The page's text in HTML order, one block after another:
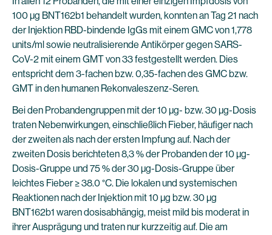
100 µg BNT162b1 behandelt wurden, konnten an Tag 21 nach
der Injektion RBD-bindende IgGs mit einem GMC von 1,778
units/ml sowie neutralisierende Antikörper gegen SARS-
CoV-2 mit einem GMT von 33 festgestellt werden. Dies
entspricht dem 3-fachen bzw. 0,35-fachen des GMC bzw.
GMT in den humanen Rekonvaleszenz-Seren.
Bei den Probandengruppen mit der 10 µg- bzw. 30 µg-Dosis
traten Nebenwirkungen, einschließlich Fieber, häufiger nach
der zweiten als nach der ersten Impfung auf. Nach der
zweiten Dosis berichteten 8,3 % der Probanden der 10 µg-
Dosis-Gruppe und 75 % der 30 µg-Dosis-Gruppe über
leichtes Fieber ≥ 38.0 °C. Die lokalen und systemischen
Reaktionen nach der Injektion mit 10 µg bzw. 30 µg
BNT162b1 waren dosisabhängig, meist mild bis moderat in
ihrer Ausprägung und traten nur kurzzeitig auf. Die am